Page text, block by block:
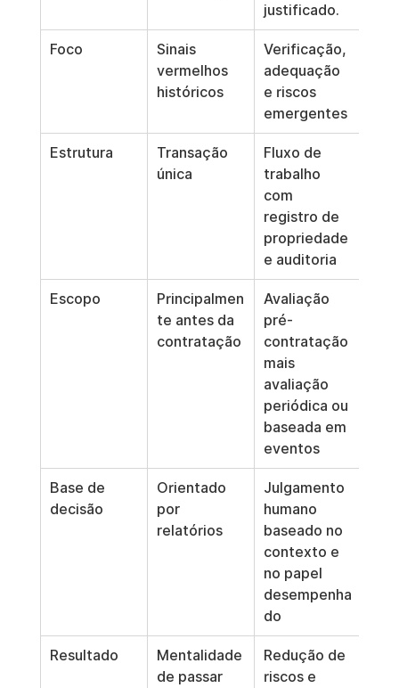
justificado.
Foco
Sinais
vermelhos
históricos
Verificação,
adequação
e riscos
emergentes
Estrutura
Transação
única
Fluxo de
trabalho
com
registro de
propriedade
e auditoria
Escopo
Principalmen
te antes da
contratação
Avaliação
pré-
contratação
mais
avaliação
periódica ou
baseada em
eventos
Base de
decisão
Orientado
por
relatórios
Julgamento
humano
baseado no
contexto e
no papel
desempenha
do
Resultado
Mentalidade
de passar
Redução de
riscos e